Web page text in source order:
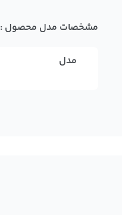
مشخصات مدل محصول :
مدل